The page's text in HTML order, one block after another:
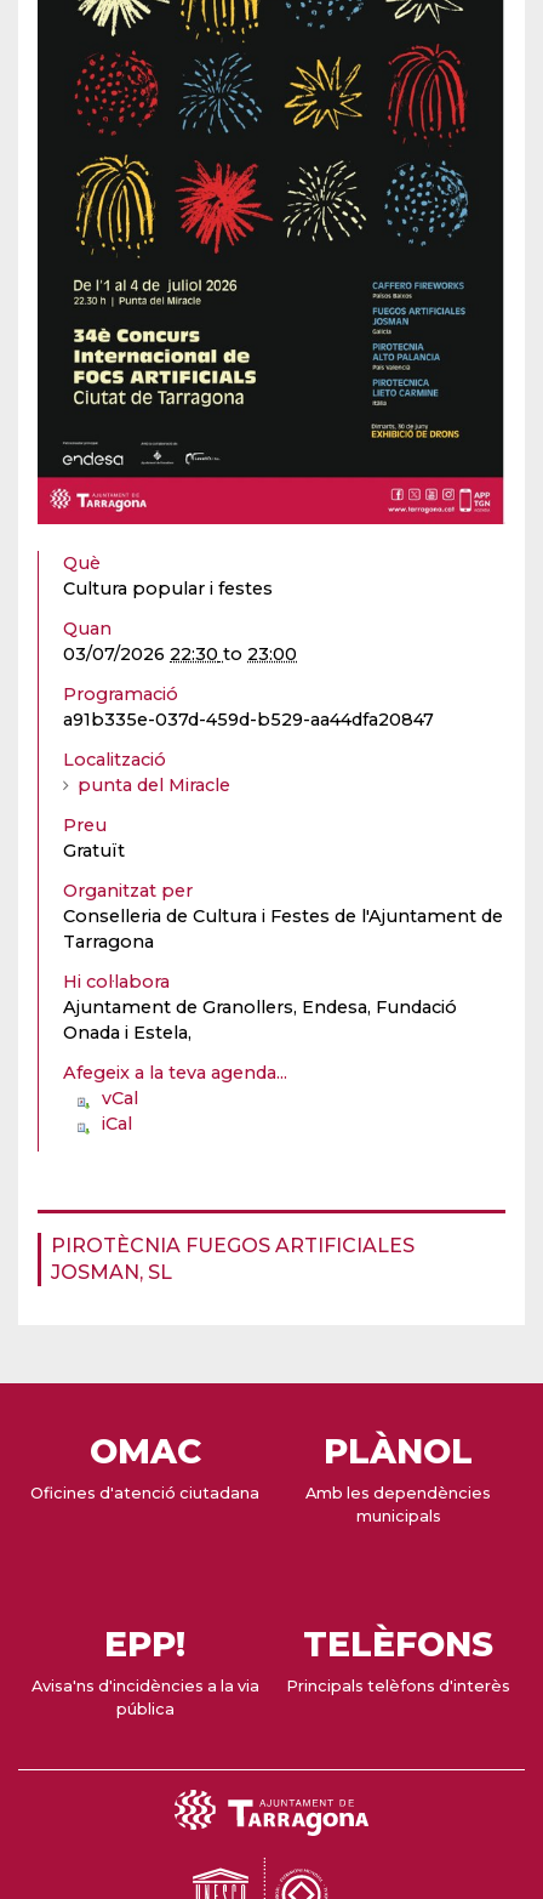
PIROTÈCNIA FUEGOS ARTIFICIALES
JOSMAN, SL
Què
Cultura popular i festes
Quan
03/07/2026 22:30 to 23:00
Programació
a91b335e-037d-459d-b529-aa44dfa20847
Localització
punta del Miracle
Preu
Gratuït
Organitzat per
Conselleria de Cultura i Festes de l'Ajuntament de
Tarragona
Hi col·labora
Ajuntament de Granollers, Endesa, Fundació
Onada i Estela,
Afegeix a la teva agenda...
vCal
iCal
OMAC
Oficines d'atenció ciutadana
PLÀNOL
Amb les dependències
municipals
EPP!
Avisa'ns d'incidències a la via
pública
TELÈFONS
Principals telèfons d'interès